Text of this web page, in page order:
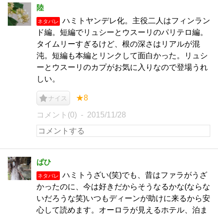
陸
ネタバレ
ハミトヤンデレ化。主役二人はフィンラン
ド編。短編でリュシーとウスーリのパリテロ編。
タイムリーすぎるけど、根の深さはリアルが混
沌。短編も本編とリンクして面白かった。リュシ
ーとウスーリのカプがお気に入りなので登場うれ
しい。
ナイス ★8
コメント(0) 2015/11/28
ぱひ
ネタバレ
ハミトうざい(笑)でも、昔はファラがうざ
かったのに、今は好きだからそうなるかな(ならな
いだろうな笑)いつもディーンが助けに来るから安
心して読めます。オーロラが見えるホテル、泊ま